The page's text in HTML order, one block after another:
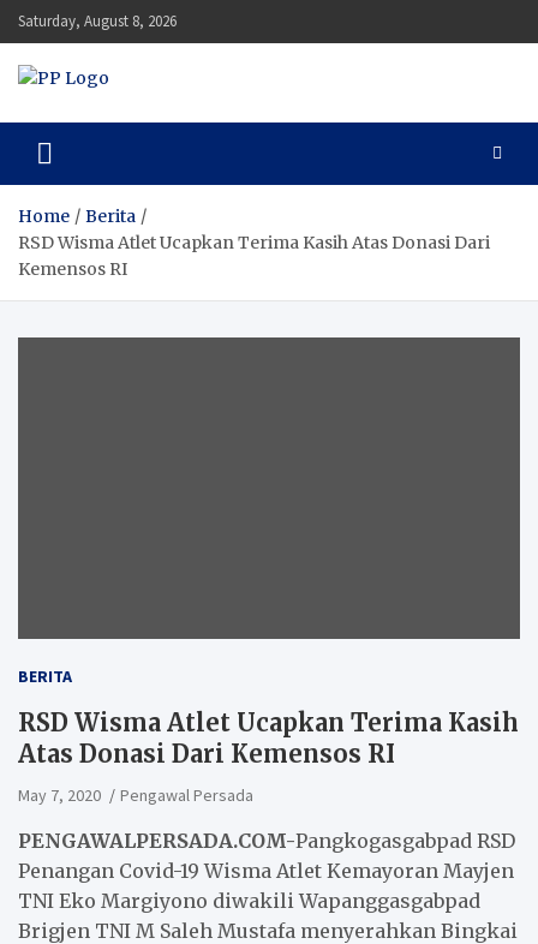
Skip
to
content
Saturday, August 8, 2026
Pengawal Persada
Home
Berita
RSD Wisma Atlet Ucapkan Terima Kasih Atas Donasi Dari
Kemensos RI
BERITA
RSD Wisma Atlet Ucapkan Terima Kasih
Atas Donasi Dari Kemensos RI
May 7, 2020 Pengawal Persada
PENGAWALPERSADA.COM-Pangkogasgabpad RSD
Penangan Covid-19 Wisma Atlet Kemayoran Mayjen
TNI Eko Margiyono diwakili Wapanggasgabpad
Brigjen TNI M Saleh Mustafa menyerahkan Bingkai